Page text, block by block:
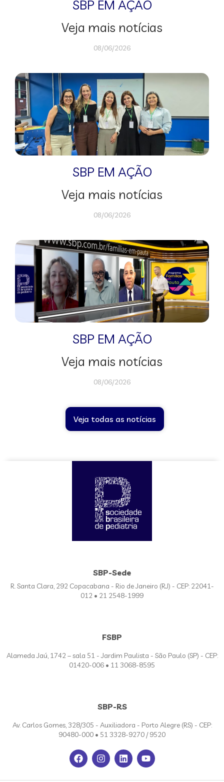
SBP EM AÇÃO
Veja mais notícias
08/06/2026
SBP EM AÇÃO
Veja mais notícias
08/06/2026
SBP EM AÇÃO
Veja mais notícias
08/06/2026
Veja todas as notícias
SBP-Sede
R. Santa Clara, 292 Copacabana - Rio de Janeiro (RJ) - CEP: 22041-
012 • 21 2548-1999
FSBP
Alameda Jaú, 1742 – sala 51 - Jardim Paulista - São Paulo (SP) - CEP:
01420-006 • 11 3068-8595
SBP-RS
Av. Carlos Gomes, 328/305 - Auxiliadora - Porto Alegre (RS) - CEP:
90480-000 • 51 3328-9270 / 9520